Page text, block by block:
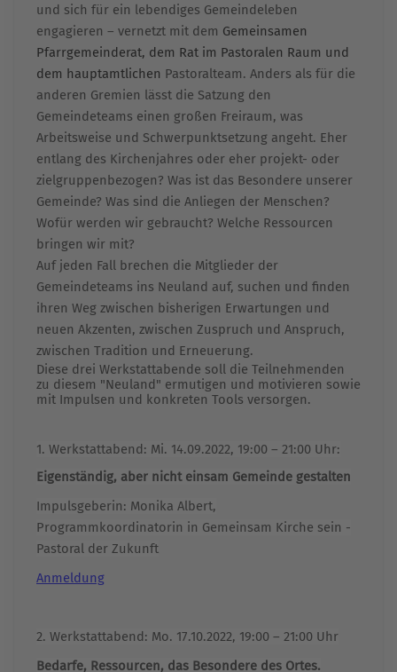
und sich für ein lebendiges Gemeindeleben
engagieren – vernetzt mit dem Gemeinsamen
Pfarrgemeinderat, dem Rat im Pastoralen Raum und
dem hauptamtlichen Pastoralteam. Anders als für die
anderen Gremien lässt die Satzung den
Gemeindeteams einen großen Freiraum, was
Arbeitsweise und Schwerpunktsetzung angeht. Eher
entlang des Kirchenjahres oder eher projekt- oder
zielgruppenbezogen? Was ist das Besondere unserer
Gemeinde? Was sind die Anliegen der Menschen?
Wofür werden wir gebraucht? Welche Ressourcen
bringen wir mit?
Auf jeden Fall brechen die Mitglieder der
Gemeindeteams ins Neuland auf, suchen und finden
ihren Weg zwischen bisherigen Erwartungen und
neuen Akzenten, zwischen Zuspruch und Anspruch,
zwischen Tradition und Erneuerung.
Diese drei Werkstattabende soll die Teilnehmenden
zu diesem "Neuland" ermutigen und motivieren sowie
mit Impulsen und konkreten Tools versorgen.
1. Werkstattabend: Mi. 14.09.2022, 19:00 – 21:00 Uhr:
Eigenständig, aber nicht einsam Gemeinde gestalten
Impulsgeberin: Monika Albert,
Programmkoordinatorin in Gemeinsam Kirche sein -
Pastoral der Zukunft
Anmeldung
2. Werkstattabend: Mo. 17.10.2022, 19:00 – 21:00 Uhr
Bedarfe, Ressourcen, das Besondere des Ortes.